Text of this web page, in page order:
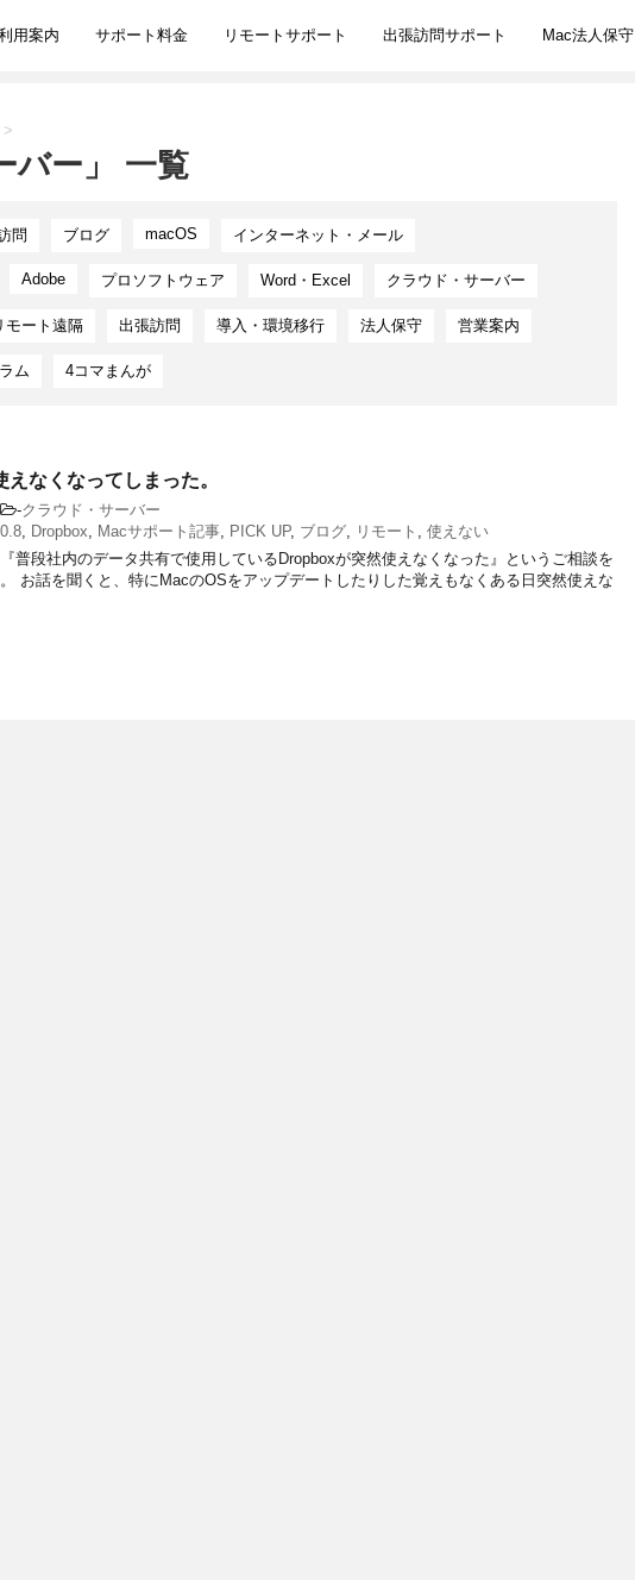
用案内 サポート料金 リモートサポート 出張訪問サポート Mac法人保守
>
バー」 一覧
問 ブログ macOS インターネット・メール
Adobe プロソフトウェア Word・Excel クラウド・サーバー
モート遠隔 出張訪問 導入・環境移行 法人保守 営業案内
ム 4コマまんが
なくなってしまった。
-クラウド・サーバー
, Dropbox, Macサポート記事, PICK UP, ブログ, リモート , 使えない
普段社内のデータ共有で使用しているDropboxが突然使えなくなった』というご相談を
お話を聞くと、特にMacのOSをアップデートしたりした覚えもなくある日突然使えな